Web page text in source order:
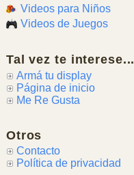
Videos para Niños
Videos de Juegos
Tal vez te interese...
Armá tu display
Página de inicio
Me Re Gusta
Otros
Contacto
Política de privacidad